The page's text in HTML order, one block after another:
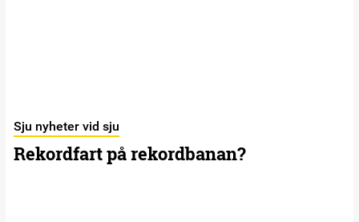
Sju nyheter vid sju
Rekordfart på rekordbanan?